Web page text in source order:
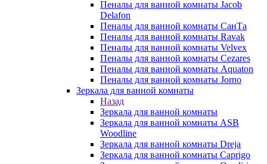
Пеналы для ванной комнаты Jacob
Delafon
Пеналы для ванной комнаты СанТа
Пеналы для ванной комнаты Ravak
Пеналы для ванной комнаты Velvex
Пеналы для ванной комнаты Cezares
Пеналы для ванной комнаты Aquaton
Пеналы для ванной комнаты Jorno
Зеркала для ванной комнаты
Назад
Зеркала для ванной комнаты
Зеркала для ванной комнаты ASB
Woodline
Зеркала для ванной комнаты Dreja
Зеркала для ванной комнаты Caprigo